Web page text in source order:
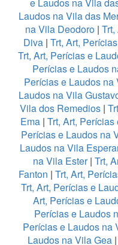
e Laudos na Vila
Laudos na Vila das
na Vila Deodoro |
Diva | Trt, Art,
Trt, Art, Perícias e
Perícias e Laudos
Perícias e Laudos na
Laudos na Vila
Vila dos Remedios|
Ema | Trt, Art,
Perícias e Laudos na
Laudos na Vila
na Vila Ester| Trt,
Fanton | Trt, Art,
Trt, Art, Perícias e
Art, Perícias e
Perícias e Laudos
Perícias e Laudos na
Laudos na Vila Gea|